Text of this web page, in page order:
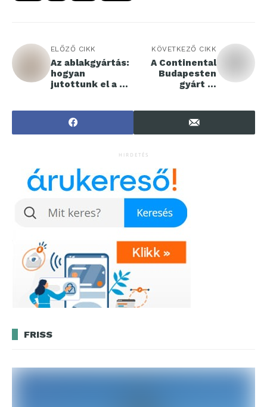
ELŐZŐ CIKK
Az ablakgyártás:
hogyan
jutottunk el a 21.
KÖVETKEZŐ CIKK
A Continental
Budapesten
gyárt új
HIRDETÉS
FRISS